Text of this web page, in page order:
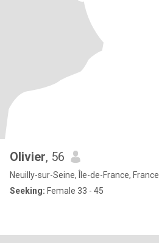
Olivier, 56
Neuilly-sur-Seine, Île-de-France, France
Seeking: Female 33 - 45